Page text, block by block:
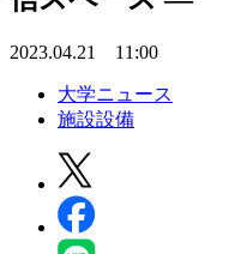
2023.04.21 11:00
大学ニュース
施設設備